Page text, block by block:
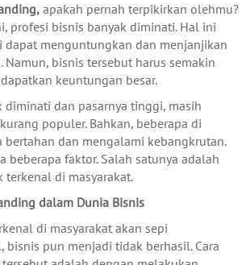
apakah pernah terpikirkan olehmu?
profesi bisnis banyak diminati. Hal ini
dapat menguntungkan dan menjanjikan
Namun, bisnis tersebut harus semakin
keuntungan besar.
diminati dan pasarnya tinggi, masih
populer. Bahkan, beberapa di
bertahan dan mengalami kebangkrutan.
beberapa faktor. Salah satunya adalah
terkenal di masyarakat.
dalam Dunia Bisnis
di masyarakat akan sepi
bisnis pun menjadi tidak berhasil. Cara